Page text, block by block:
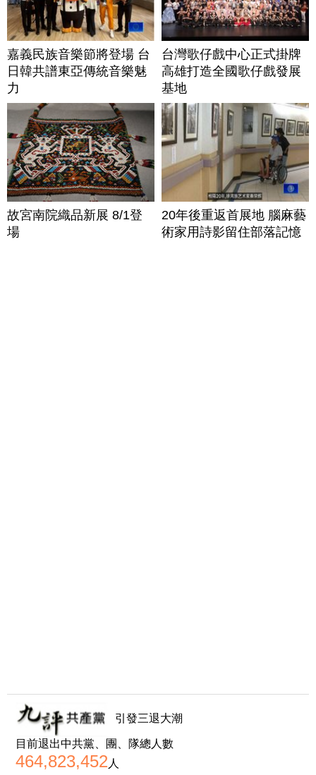
嘉義民族音樂節將登場 台
日韓共譜東亞傳統音樂魅
力
台灣歌仔戲中心正式掛牌
高雄打造全國歌仔戲發展
基地
故宮南院織品新展 8/1登
場
20年後重返首展地 腦麻藝
術家用詩影留住部落記憶
引發三退大潮
目前退出中共黨、團、隊總人數
464,823,452 人